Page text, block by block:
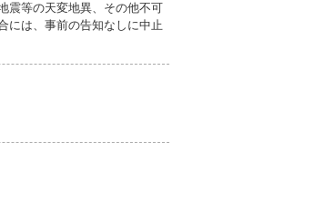
震等の天変地異、その他不可
には、事前の告知なしに中止